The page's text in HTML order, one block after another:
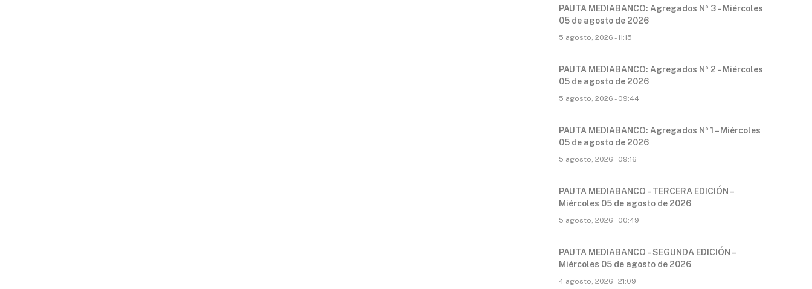
PAUTA MEDIABANCO: Agregados Nº 3 – Miércoles
05 de agosto de 2026
5 agosto, 2026 - 11:15
PAUTA MEDIABANCO: Agregados Nº 2 – Miércoles
05 de agosto de 2026
5 agosto, 2026 - 09:44
PAUTA MEDIABANCO: Agregados Nº 1 – Miércoles
05 de agosto de 2026
5 agosto, 2026 - 09:16
PAUTA MEDIABANCO – TERCERA EDICIÓN –
Miércoles 05 de agosto de 2026
5 agosto, 2026 - 00:49
PAUTA MEDIABANCO – SEGUNDA EDICIÓN –
Miércoles 05 de agosto de 2026
4 agosto, 2026 - 21:09